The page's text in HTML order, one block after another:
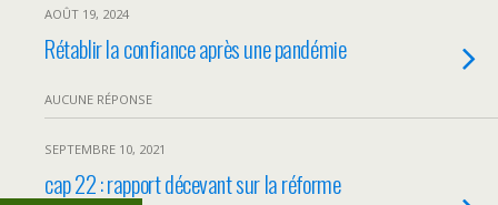
AOÛT 19, 2024
Rétablir la confiance après une pandémie
AUCUNE RÉPONSE
SEPTEMBRE 10, 2021
cap 22 : rapport décevant sur la réforme